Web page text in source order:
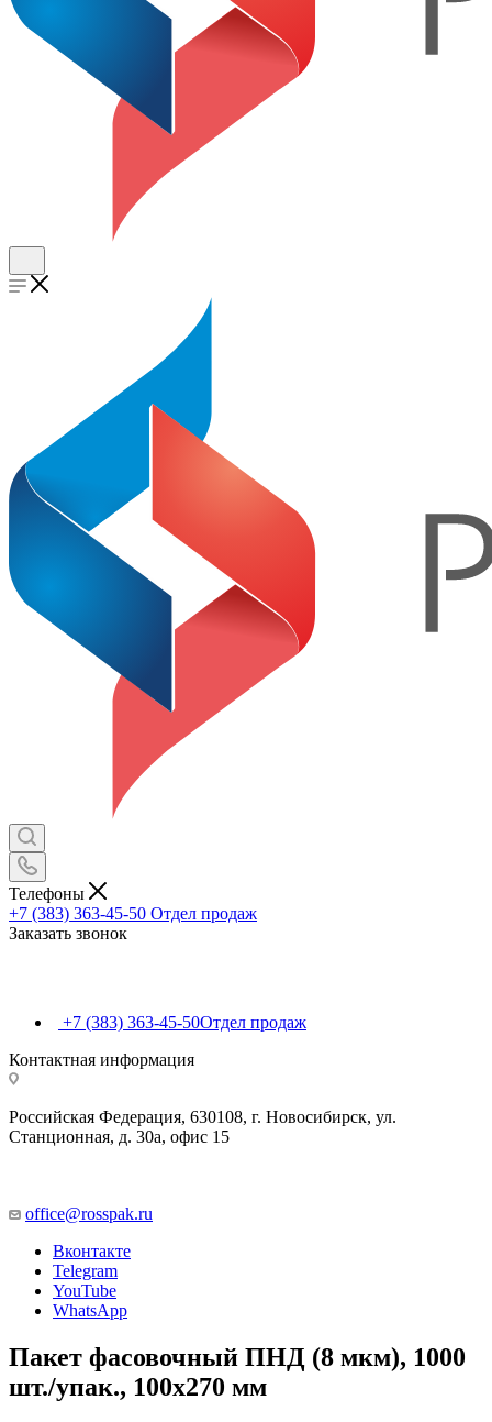
Телефоны
+7 (383) 363-45-50 Отдел продаж
Заказать звонок
+7 (383) 363-45-50Отдел продаж
Контактная информация
Российская Федерация, 630108, г. Новосибирск, ул.
Станционная, д. 30а, офис 15
office@rosspak.ru
Вконтакте
Telegram
YouTube
WhatsApp
Пакет фасовочный ПНД (8 мкм), 1000
шт./упак., 100х270 мм